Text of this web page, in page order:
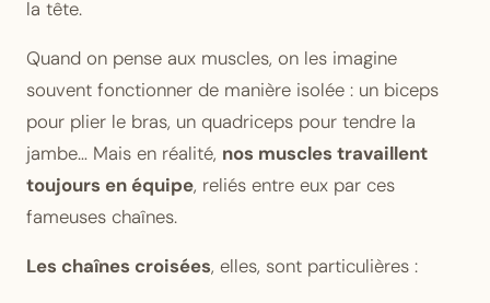
la tête.
Quand on pense aux muscles, on les imagine
souvent fonctionner de manière isolée : un biceps
pour plier le bras, un quadriceps pour tendre la
jambe… Mais en réalité, nos muscles travaillent
toujours en équipe, reliés entre eux par ces
fameuses chaînes.
Les chaînes croisées, elles, sont particulières :